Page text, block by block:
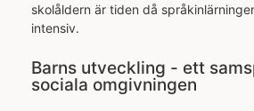
skolåldern är tiden då
intensiv.
Barns utveckling - ett
sociala omgivningen